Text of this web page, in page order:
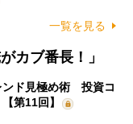
一覧を見る
カブ番長！」
ンド見極め術 投資コ
第11回】